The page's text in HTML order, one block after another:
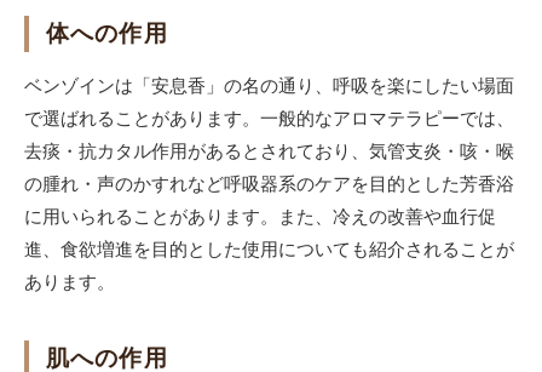
体への作用
ベンゾインは「安息香」の名の通り、呼吸を楽にしたい場面
で選ばれることがあります。一般的なアロマテラピーでは、
去痰・抗カタル作用があるとされており、気管支炎・咳・喉
の腫れ・声のかすれなど呼吸器系のケアを目的とした芳香浴
に用いられることがあります。また、冷えの改善や血行促
進、食欲増進を目的とした使用についても紹介されることが
あります。
肌への作用